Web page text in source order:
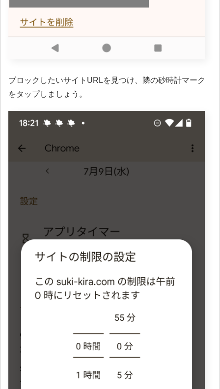
ブロックしたいサイトURLを見つけ、隣の砂時計マーク
をタップしましょう。